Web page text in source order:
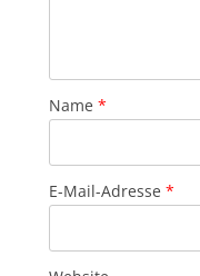
Name *
E-Mail-Adresse *